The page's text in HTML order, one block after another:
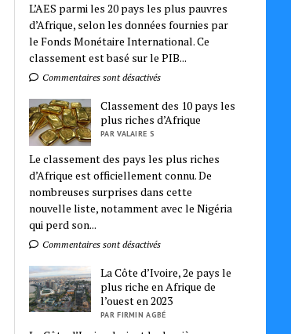
L’AES parmi les 20 pays les plus pauvres
d’Afrique, selon les données fournies par
le Fonds Monétaire International. Ce
classement est basé sur le PIB...
Commentaires sont désactivés
Classement des 10 pays les
plus riches d’Afrique
PAR VALAIRE S
Le classement des pays les plus riches
d’Afrique est officiellement connu. De
nombreuses surprises dans cette
nouvelle liste, notamment avec le Nigéria
qui perd son...
Commentaires sont désactivés
La Côte d’Ivoire, 2e pays le
plus riche en Afrique de
l’ouest en 2023
PAR FIRMIN AGBÉ